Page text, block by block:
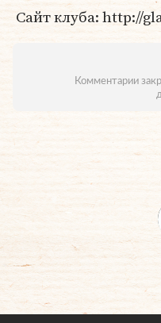
Сайт клуба: http://
Комментарии